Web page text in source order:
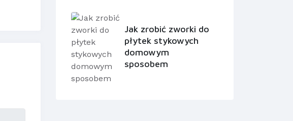
Jak zrobić zworki do
płytek stykowych
domowym
sposobem